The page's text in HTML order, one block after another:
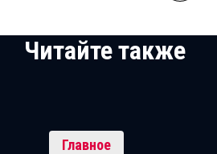
Читайте также
Главное